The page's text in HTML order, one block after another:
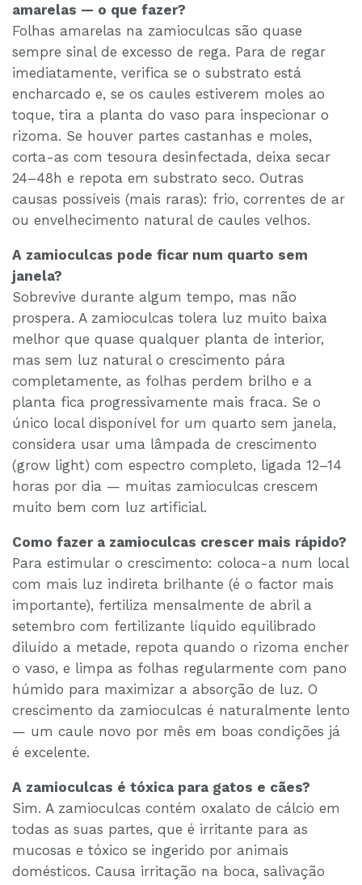
amarelas — o que fazer?
Folhas amarelas na zamioculcas são quase
sempre sinal de excesso de rega. Para de regar
imediatamente, verifica se o substrato está
encharcado e, se os caules estiverem moles ao
toque, tira a planta do vaso para inspecionar o
rizoma. Se houver partes castanhas e moles,
corta-as com tesoura desinfectada, deixa secar
24–48h e repota em substrato seco. Outras
causas possíveis (mais raras): frio, correntes de ar
ou envelhecimento natural de caules velhos.
A zamioculcas pode ficar num quarto sem
janela?
Sobrevive durante algum tempo, mas não
prospera. A zamioculcas tolera luz muito baixa
melhor que quase qualquer planta de interior,
mas sem luz natural o crescimento pára
completamente, as folhas perdem brilho e a
planta fica progressivamente mais fraca. Se o
único local disponível for um quarto sem janela,
considera usar uma lâmpada de crescimento
(grow light) com espectro completo, ligada 12–14
horas por dia — muitas zamioculcas crescem
muito bem com luz artificial.
Como fazer a zamioculcas crescer mais rápido?
Para estimular o crescimento: coloca-a num local
com mais luz indireta brilhante (é o factor mais
importante), fertiliza mensalmente de abril a
setembro com fertilizante líquido equilibrado
diluído a metade, repota quando o rizoma encher
o vaso, e limpa as folhas regularmente com pano
húmido para maximizar a absorção de luz. O
crescimento da zamioculcas é naturalmente lento
— um caule novo por mês em boas condições já
é excelente.
A zamioculcas é tóxica para gatos e cães?
Sim. A zamioculcas contém oxalato de cálcio em
todas as suas partes, que é irritante para as
mucosas e tóxico se ingerido por animais
domésticos. Causa irritação na boca, salivação